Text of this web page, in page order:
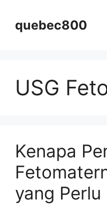
contentquebec800
USG
Kenapa
yang